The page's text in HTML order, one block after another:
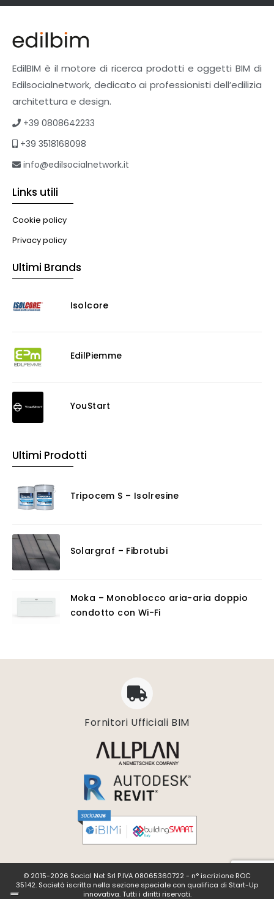
EdilBIM è il motore di ricerca prodotti e oggetti BIM di
Edilsocialnetwork, dedicato ai professionisti dell’edilizia
architettura e design.
+39 0808642233
+39 3518168098
info@edilsocialnetwork.it
Links utili
Cookie policy
Privacy policy
Ultimi Brands
Isolcore
EdilPiemme
YouStart
Ultimi Prodotti
Tripocem S – Isolresine
Solargraf – Fibrotubi
Moka – Monoblocco aria-aria doppio
condotto con Wi-Fi
Fornitori Ufficiali BIM
© 2015-2026 Social Net Srl P.IVA 08065360722 - n° iscrizione ROC
35142. Società iscritta nella sezione speciale con qualifica di Start-Up
innovativa. Tutti i diritti riservati.